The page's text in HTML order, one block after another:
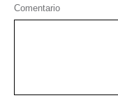
Comentario